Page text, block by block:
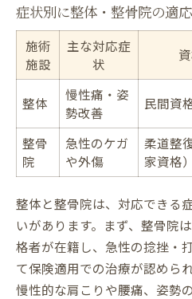
症状別に整体・整骨院の適
施術
施設
主な対応症
状
整体
慢性痛・姿
勢改善
民間資
整骨
院
急性のケガ
や外傷
柔道整
家資格）
整体と整骨院は、対応できる
いがあります。まず、整骨院
格者が在籍し、急性の捻挫・
て保険適用での治療が認めら
慢性的な肩こりや腰痛、姿勢